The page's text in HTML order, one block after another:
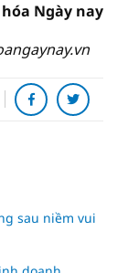
Ngày nay
sau niềm vui